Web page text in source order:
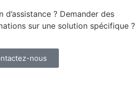
d’assistance ? Demander des
sur une solution spécifique ?
nous